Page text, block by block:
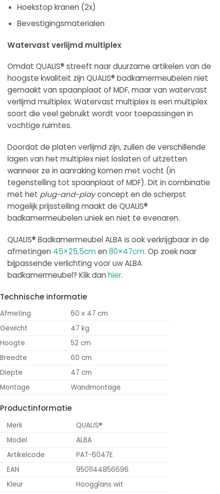
Hoekstop kranen (2x)
Bevestigingsmaterialen
Watervast verlijmd multiplex
Omdat QUALIS® streeft naar duurzame artikelen van de
hoogste kwaliteit zijn QUALIS® badkamermeubelen niet
gemaakt van spaanplaat of MDF, maar van watervast
verlijmd multiplex. Watervast multiplex is een multiplex
soort die veel gebruikt wordt voor toepassingen in
vochtige ruimtes.
Doordat de platen verlijmd zijn, zullen de verschillende
lagen van het multiplex niet loslaten of uitzetten
wanneer ze in aanraking komen met vocht (in
tegenstelling tot spaanplaat of MDF). Dit in combinatie
met het plug-and-playconcept en de scherpst
mogelijk prijsstelling maakt de QUALIS®
badkamermeubelen uniek en niet te evenaren.
QUALIS® Badkamermeubel ALBA is ook verkrijgbaar in de
afmetingen 45×25,5cmen 80×47cm. Op zoek naar
bijpassende verlichting voor uw ALBA
badkamermeubel? Klik dan hier.
Technische informatie
Afmeting
60 x 47 cm
Gewicht
47 kg
Hoogte
52 cm
Breedte
60 cm
Diepte
47 cm
Montage
Wandmontage
Productinformatie
Merk
QUALIS®
Model
ALBA
Artikelcode
PAT-6047E
EAN
9501144856696
Kleur
Hoogglans wit